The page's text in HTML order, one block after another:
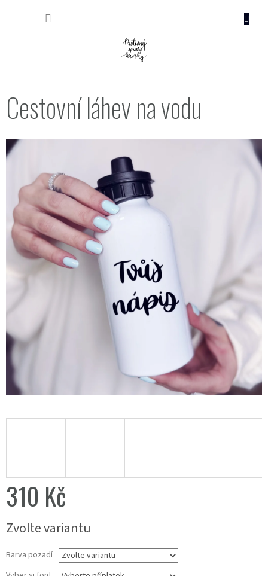
Cestovní láhev na vodu
310 Kč
cena:
Zvolte variantu
Barva pozadí